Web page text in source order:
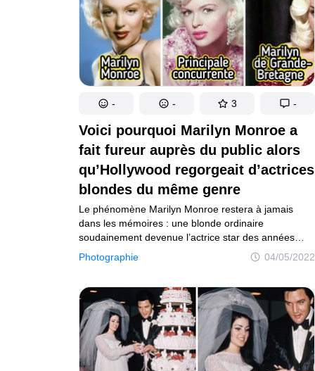
Voici pourquoi Marilyn Monroe a
fait fureur auprès du public alors
qu’Hollywood regorgeait d’actrices
blondes du même genre
Photographie 04/05/2022
Le phénomène Marilyn Monroe restera à jamais
dans les mémoires : une blonde ordinaire
soudainement devenue l’actrice star des années
50 et dont les hommes étaient littéralement fous.
Cette jeune fille typique de Californie est devenue
affiches de films, des couvertures de magazines
et son nom sur toutes les lèvres. Mais pourquoi elle
?
- - 3 -